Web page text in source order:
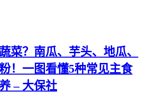
菜？南瓜、芋头、地瓜、
！一图看懂5种常见主食
– 大保社